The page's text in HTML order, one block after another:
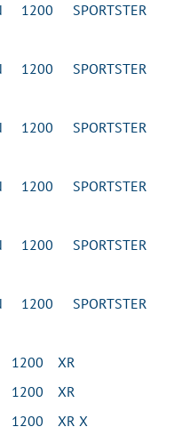
1200 SPORTSTER
1200 SPORTSTER
1200 SPORTSTER
1200 SPORTSTER
1200 SPORTSTER
1200 SPORTSTER
1200 XR
1200 XR
1200 XR X